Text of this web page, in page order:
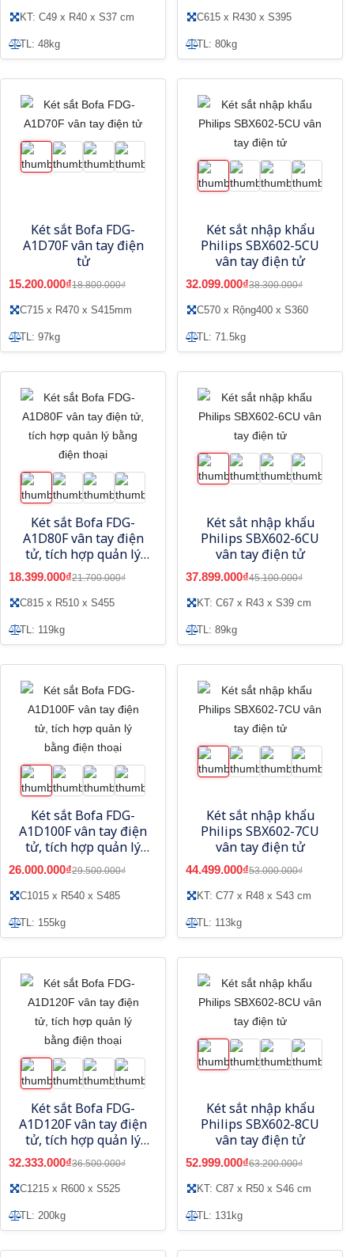
KT: C49 x R40 x S37 cm
TL: 48kg
C615 x R430 x S395
TL: 80kg
Két sắt Bofa FDG-
A1D70F vân tay điện
tử
15.200.000₫18.800.000₫
C715 x R470 x S415mm
TL: 97kg
Két sắt nhập khẩu
Philips SBX602-5CU
vân tay điện tử
32.099.000₫38.300.000₫
C570 x Rộng400 x S360
TL: 71.5kg
Két sắt Bofa FDG-
A1D80F vân tay điện
tử, tích hợp quản lý
bằng điện thoại
18.399.000₫21.700.000₫
C815 x R510 x S455
TL: 119kg
Két sắt nhập khẩu
Philips SBX602-6CU
vân tay điện tử
37.899.000₫45.100.000₫
KT: C67 x R43 x S39 cm
TL: 89kg
Két sắt Bofa FDG-
A1D100F vân tay điện
tử, tích hợp quản lý
bằng điện thoại
26.000.000₫29.500.000₫
C1015 x R540 x S485
TL: 155kg
Két sắt nhập khẩu
Philips SBX602-7CU
vân tay điện tử
44.499.000₫53.000.000₫
KT: C77 x R48 x S43 cm
TL: 113kg
Két sắt Bofa FDG-
A1D120F vân tay điện
tử, tích hợp quản lý
bằng điện thoại
32.333.000₫36.500.000₫
C1215 x R600 x S525
TL: 200kg
Két sắt nhập khẩu
Philips SBX602-8CU
vân tay điện tử
52.999.000₫63.200.000₫
KT: C87 x R50 x S46 cm
TL: 131kg